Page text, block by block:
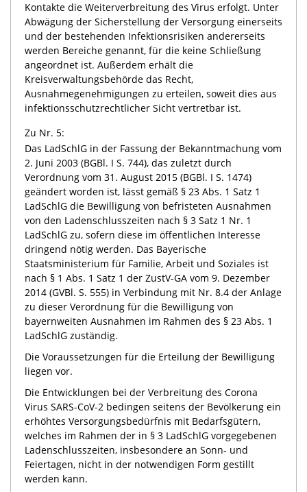
Kontakte die Weiterverbreitung des Virus erfolgt. Unter
Abwägung der Sicherstellung der Versorgung einerseits
und der bestehenden Infektionsrisiken andererseits
werden Bereiche genannt, für die keine Schließung
angeordnet ist. Außerdem erhält die
Kreisverwaltungsbehörde das Recht,
Ausnahmegenehmigungen zu erteilen, soweit dies aus
infektionsschutzrechtlicher Sicht vertretbar ist.
Zu Nr. 5:
Das LadSchlG in der Fassung der Bekanntmachung vom
2. Juni 2003 (BGBl. I S. 744), das zuletzt durch
Verordnung vom 31. August 2015 (BGBl. I S. 1474)
geändert worden ist, lässt gemäß § 23 Abs. 1 Satz 1
LadSchlG die Bewilligung von befristeten Ausnahmen
von den Ladenschlusszeiten nach § 3 Satz 1 Nr. 1
LadSchlG zu, sofern diese im öffentlichen Interesse
dringend nötig werden. Das Bayerische
Staatsministerium für Familie, Arbeit und Soziales ist
nach § 1 Abs. 1 Satz 1 der ZustV-GA vom 9. Dezember
2014 (GVBl. S. 555) in Verbindung mit Nr. 8.4 der Anlage
zu dieser Verordnung für die Bewilligung von
bayernweiten Ausnahmen im Rahmen des § 23 Abs. 1
LadSchlG zuständig.
Die Voraussetzungen für die Erteilung der Bewilligung
liegen vor.
Die Entwicklungen bei der Verbreitung des Corona
Virus SARS-CoV-2 bedingen seitens der Bevölkerung ein
erhöhtes Versorgungsbedürfnis mit Bedarfsgütern,
welches im Rahmen der in § 3 LadSchlG vorgegebenen
Ladenschlusszeiten, insbesondere an Sonn- und
Feiertagen, nicht in der notwendigen Form gestillt
werden kann.